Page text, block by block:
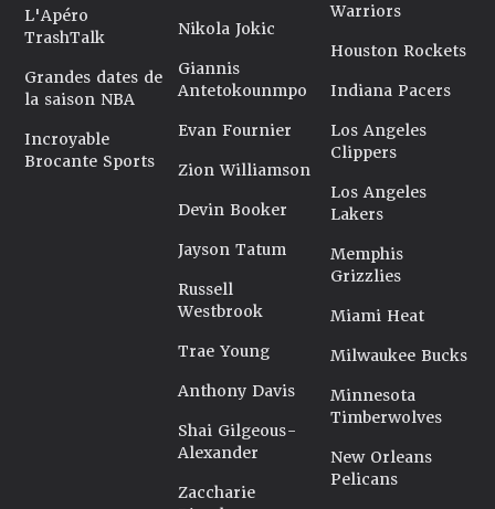
L'Apéro
TrashTalk
Grandes dates de
la saison NBA
Incroyable
Brocante Sports
Nikola Jokic
Giannis
Antetokounmpo
Evan Fournier
Zion Williamson
Devin Booker
Jayson Tatum
Russell
Westbrook
Trae Young
Anthony Davis
Shai Gilgeous-
Alexander
Zaccharie
Warriors
Houston Rockets
Indiana Pacers
Los Angeles
Clippers
Los Angeles
Lakers
Memphis
Grizzlies
Miami Heat
Milwaukee Bucks
Minnesota
Timberwolves
New Orleans
Pelicans